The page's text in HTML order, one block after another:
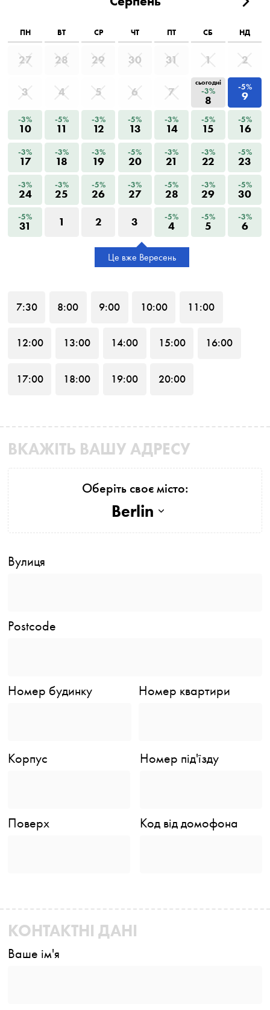
ПН ВТ СР ЧТ ПТ СБ НД
27 28 29 30 31 1 2
3 4 5 6 7
сьогодні
-3%
8
-5%
9
-3%
10
-5%
11
-3%
12
-5%
13
-3%
14
-5%
15
-5%
16
-3%
17
-3%
18
-3%
19
-5%
20
-3%
21
-3%
22
-5%
23
-3%
24
-3%
25
-5%
26
-3%
27
-5%
28
-3%
29
-5%
30
-5%
31 1 2 3 -5%
4
-5%
5
-3%
6
Це вже Вересень
7:30 8:00 9:00 10:00 11:00
12:00 13:00 14:00 15:00 16:00
17:00 18:00 19:00 20:00
ВКАЖІТЬ ВАШУ АДРЕСУ
Оберіть своє місто:
Berlin
Вулиця
Postcode
Номер будинку Номер квартири
Корпус Номер під'їзду
Поверх Код від домофона
КОНТАКТНІ ДАНІ
Ваше ім'я